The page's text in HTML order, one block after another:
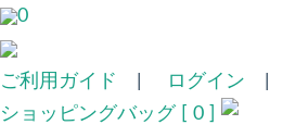
0
ご利用ガイド ログイン
ショッピングバッグ [ 0 ]